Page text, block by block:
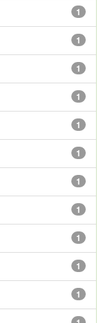
1
1
1
1
1
1
1
1
1
1
1